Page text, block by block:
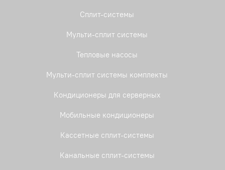
Сплит-системы
Мульти-сплит системы
Тепловые насосы
Мульти-сплит системы комплекты
Кондиционеры для серверных
Мобильные кондиционеры
Кассетные сплит-системы
Канальные сплит-системы